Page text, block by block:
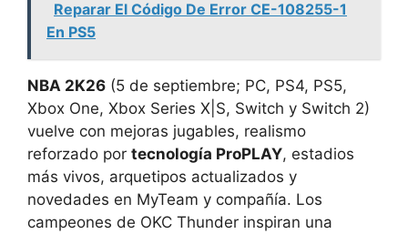
Reparar El Código De Error CE-108255-1
En PS5
NBA 2K26 (5 de septiembre; PC, PS4, PS5,
Xbox One, Xbox Series X|S, Switch y Switch 2)
vuelve con mejoras jugables, realismo
reforzado por tecnología ProPLAY, estadios
más vivos, arquetipos actualizados y
novedades en MyTeam y compañía. Los
campeones de OKC Thunder inspiran una